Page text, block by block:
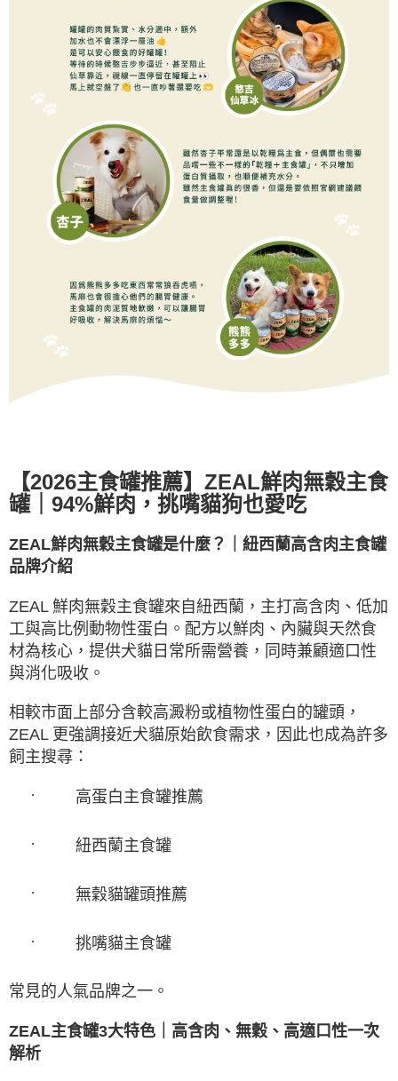
【2026主食罐推薦】 ZEAL鮮肉無穀主食
罐｜ 94%鮮肉，挑嘴貓狗也愛吃
ZEAL鮮肉無穀主食罐是什麼？｜紐西蘭高含肉主食罐
品牌介紹
ZEAL 鮮肉無穀主食罐來自紐西蘭，主打高含肉、低加
工與高比例動物性蛋白。配方以鮮肉、內臟與天然食
材為核心，提供犬貓日常所需營養，同時兼顧適口性
與消化吸收。
相較市面上部分含較高澱粉或植物性蛋白的罐頭，
ZEAL 更強調接近犬貓原始飲食需求，因此也成為許多
飼主搜尋：
· 高蛋白主食罐推薦
· 紐西蘭主食罐
· 無穀貓罐頭推薦
· 挑嘴貓主食罐
常見的人氣品牌之一。
ZEAL主食罐3大特色｜高含肉、無穀、高適口性一次
解析